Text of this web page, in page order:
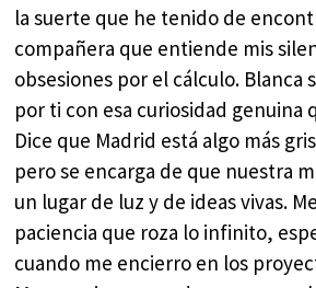
la suerte que he tenido de
compañera que entiende mis
obsesiones por el cálculo. Blanca
por ti con esa curiosidad genuina
Dice que Madrid está algo más
pero se encarga de que nuestra
un lugar de luz y de ideas vivas.
paciencia que roza lo infinito,
cuando me encierro en los